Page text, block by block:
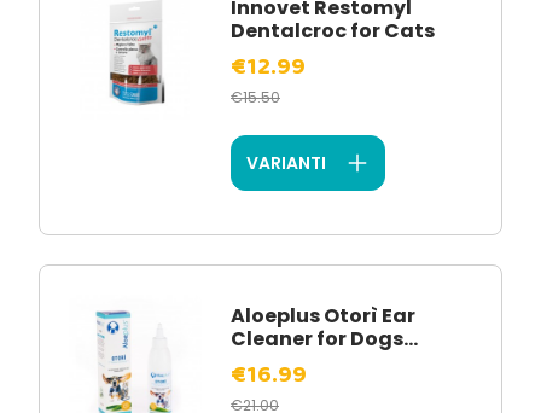
Innovet Restomyl
Dentalcroc for Cats
€12.99
€15.50
VARIANTI
Aloeplus Otorì Ear
Cleaner for Dogs...
€16.99
€21.00